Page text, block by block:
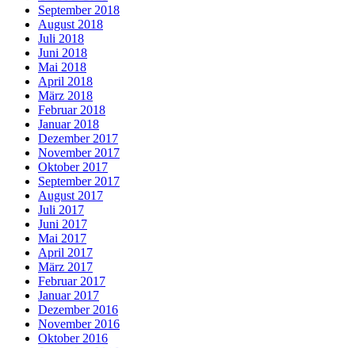
September 2018
August 2018
Juli 2018
Juni 2018
Mai 2018
April 2018
März 2018
Februar 2018
Januar 2018
Dezember 2017
November 2017
Oktober 2017
September 2017
August 2017
Juli 2017
Juni 2017
Mai 2017
April 2017
März 2017
Februar 2017
Januar 2017
Dezember 2016
November 2016
Oktober 2016